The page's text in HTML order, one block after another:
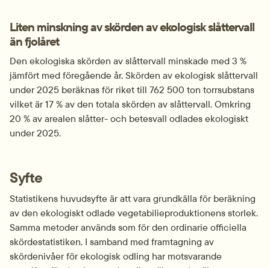
Liten minskning av skörden av ekologisk slåttervall
än fjolåret
Den ekologiska skörden av slåttervall minskade med 3 %
jämfört med föregående år. Skörden av ekologisk slåttervall
under 2025 beräknas för riket till 762 500 ton torrsubstans
vilket är 17 % av den totala skörden av slåttervall. Omkring
20 % av arealen slåtter- och betesvall odlades ekologiskt
under 2025.
Syfte
Statistikens huvudsyfte är att vara grundkälla för beräkning
av den ekologiskt odlade vegetabilieproduktionens storlek.
Samma metoder används som för den ordinarie officiella
skördestatistiken. I samband med framtagning av
skördenivåer för ekologisk odling har motsvarande